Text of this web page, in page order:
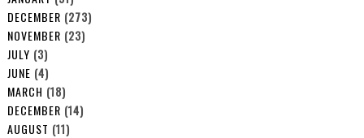
DECEMBER (273)
NOVEMBER (23)
JULY (3)
JUNE (4)
MARCH (18)
DECEMBER (14)
AUGUST (11)